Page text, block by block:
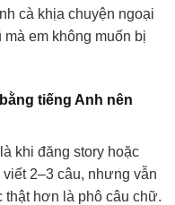
cà khịa chuyện ngoại
em không muốn bị
tiếng Anh nên
khi đăng story hoặc
2–3 câu, nhưng vẫn
thật hơn là phô câu chữ.